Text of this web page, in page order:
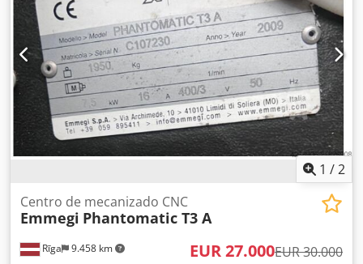
1 /2
Rīga 9.458 km
Centro de mecanizado CNC
Emmegi Phantomatic T3 A
EUR 27.000EUR 30.000